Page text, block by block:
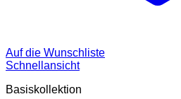
Auf die Wunschliste
Schnellansicht
Basiskollektion